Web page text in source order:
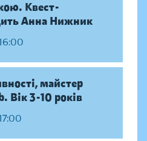
Квест-
Анна Нижник
майстер
Вік 3-10 років